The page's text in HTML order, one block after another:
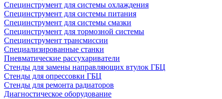
Специнструмент для системы охлаждения
Специнструмент для системы питания
Специнструмент для системы смазки
Специнструмент для тормозной системы
Специнструмент трансмиссии
Специализированные станки
Пневматические рассухариватели
Стенды для замены направляющих втулок ГБЦ
Стенды для опрессовки ГБЦ
Стенды для ремонта радиаторов
Диагностическое оборудование